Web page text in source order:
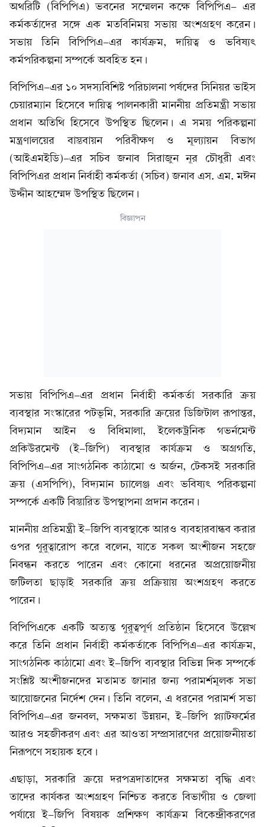
অথরিটি (বিপিপিএ) ভবনের সম্মেলন কক্ষে বিপিপিএ- এর
কর্মকর্তাদের সঙ্গে এক মতবিনিময় সভায় অংশগ্রহণ করেন।
সভায় তিনি বিপিপিএ-এর কার্যক্রম, দায়িত্ব ও ভবিষ্যৎ
কর্মপরিকল্পনা সম্পর্কে অবহিত হন।
বিপিপিএ-এর ১০ সদস্যবিশিষ্ট পরিচালনা পর্ষদের সিনিয়র ভাইস
চেয়ারম্যান হিসেবে দায়িত্ব পালনকারী মাননীয় প্রতিমন্ত্রী সভায়
প্রধান অতিথি হিসেবে উপস্থিত ছিলেন। এ সময় পরিকল্পনা
মন্ত্রণালয়ের বাস্তবায়ন পরিবীক্ষণ ও মূল্যায়ন বিভাগ
(আইএমইডি)-এর সচিব জনাব সিরাজুন নূর চৌধুরী এবং
বিপিপিএর প্রধান নির্বাহী কর্মকর্তা (সচিব) জনাব এস. এম. মঈন
উদ্দীন আহম্মেদ উপস্থিত ছিলেন।
বিজ্ঞাপন
সভায় বিপিপিএ-এর প্রধান নির্বাহী কর্মকর্তা সরকারি ক্রয়
ব্যবস্থার সংস্কারের পটভূমি, সরকারি ক্রয়ের ডিজিটাল রূপান্তর,
বিদ্যমান আইন ও বিধিমালা, ইলেকট্রনিক গভর্নমেন্ট
প্রকিউরমেন্ট (ই-জিপি) ব্যবস্থার কার্যক্রম ও অগ্রগতি,
বিপিপিএ-এর সাংগঠনিক কাঠামো ও অর্জন, টেকসই সরকারি
ক্রয় (এসপিপি), বিদ্যমান চ্যালেঞ্জ এবং ভবিষ্যৎ পরিকল্পনা
সম্পর্কে একটি বিস্তারিত উপস্থাপনা প্রদান করেন।
মাননীয় প্রতিমন্ত্রী ই-জিপি ব্যবস্থাকে আরও ব্যবহারবান্ধব করার
ওপর গুরুত্বারোপ করে বলেন, যাতে সকল অংশীজন সহজে
নিবন্ধন করতে পারেন এবং কোনো ধরনের অপ্রয়োজনীয়
জটিলতা ছাড়াই সরকারি ক্রয় প্রক্রিয়ায় অংশগ্রহণ করতে
পারেন।
বিপিপিএকে একটি অত্যন্ত গুরুত্বপূর্ণ প্রতিষ্ঠান হিসেবে উল্লেখ
করে তিনি প্রধান নির্বাহী কর্মকর্তাকে বিপিপিএ-এর কার্যক্রম,
সাংগঠনিক কাঠামো এবং ই-জিপি ব্যবস্থার বিভিন্ন দিক সম্পর্কে
সংশ্লিষ্ট অংশীজনদের মতামত জানার জন্য পরামর্শমূলক সভা
আয়োজনের নির্দেশ দেন। তিনি বলেন, এ ধরনের পরামর্শ সভা
বিপিপিএ-এর জনবল, সক্ষমতা উন্নয়ন, ই-জিপি প্ল্যাটফর্মের
আরও সহজীকরণ এবং এর আওতা সম্প্রসারণের প্রয়োজনীয়তা
নিরূপণে সহায়ক হবে।
এছাড়া, সরকারি ক্রয়ে দরপত্রদাতাদের সক্ষমতা বৃদ্ধি এবং
তাদের কার্যকর অংশগ্রহণ নিশ্চিত করতে বিভাগীয় ও জেলা
পর্যায়ে ই-জিপি বিষয়ক প্রশিক্ষণ কার্যক্রম বিকেন্দ্রীকরণের